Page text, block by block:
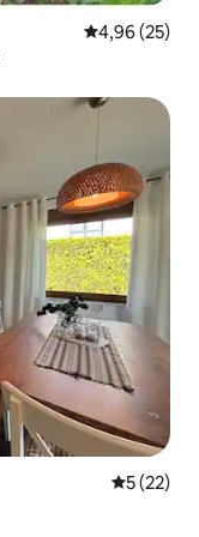
Средна
4,96 (25)
Средна
5 (22)